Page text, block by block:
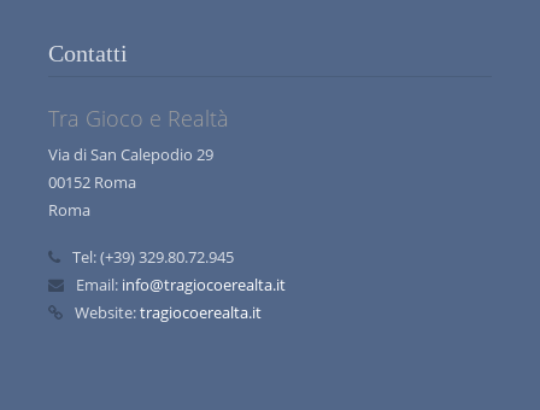
Contatti
Tra Gioco e Realtà
Via di San Calepodio 29
00152 Roma
Roma
Tel:(+39) 329.80.72.945
Email: info@tragiocoerealta.it
Website:tragiocoerealta.it